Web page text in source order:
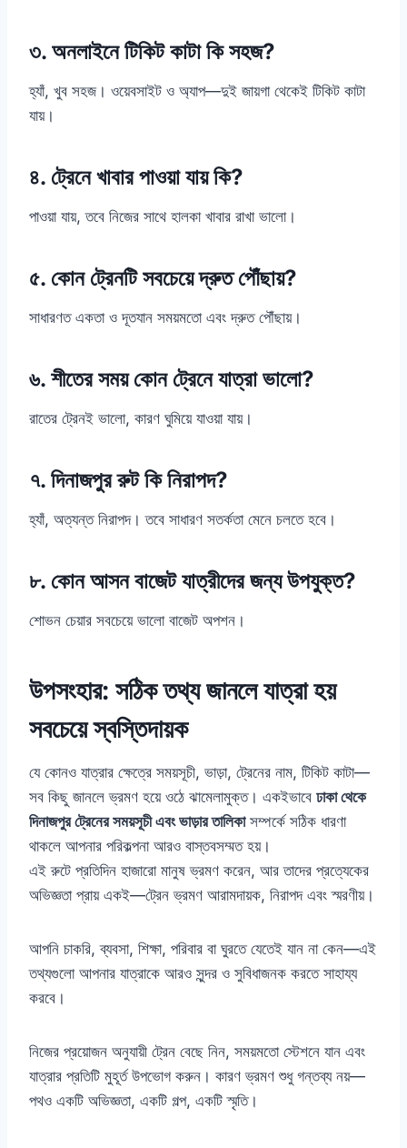
৩. অনলাইনে টিকিট কাটা কি সহজ?
হ্যাঁ, খুব সহজ। ওয়েবসাইট ও অ্যাপ—দুই জায়গা থেকেই টিকিট কাটা
যায়।
৪. ট্রেনে খাবার পাওয়া যায় কি?
পাওয়া যায়, তবে নিজের সাথে হালকা খাবার রাখা ভালো।
৫. কোন ট্রেনটি সবচেয়ে দ্রুত পৌঁছায়?
সাধারণত একতা ও দূতযান সময়মতো এবং দ্রুত পৌঁছায়।
৬. শীতের সময় কোন ট্রেনে যাত্রা ভালো?
রাতের ট্রেনই ভালো, কারণ ঘুমিয়ে যাওয়া যায়।
৭. দিনাজপুর রুট কি নিরাপদ?
হ্যাঁ, অত্যন্ত নিরাপদ। তবে সাধারণ সতর্কতা মেনে চলতে হবে।
৮. কোন আসন বাজেট যাত্রীদের জন্য উপযুক্ত?
শোভন চেয়ার সবচেয়ে ভালো বাজেট অপশন।
উপসংহার: সঠিক তথ্য জানলে যাত্রা হয়
সবচেয়ে স্বস্তিদায়ক
যে কোনও যাত্রার ক্ষেত্রে সময়সূচী, ভাড়া, ট্রেনের নাম, টিকিট কাটা—
সব কিছু জানলে ভ্রমণ হয়ে ওঠে ঝামেলামুক্ত। একইভাবে ঢাকা থেকে
দিনাজপুর ট্রেনের সময়সূচী এবং ভাড়ার তালিকাসম্পর্কে সঠিক ধারণা
থাকলে আপনার পরিকল্পনা আরও বাস্তবসম্মত হয়।
এই রুটে প্রতিদিন হাজারো মানুষ ভ্রমণ করেন, আর তাদের প্রত্যেকের
অভিজ্ঞতা প্রায় একই—ট্রেন ভ্রমণ আরামদায়ক, নিরাপদ এবং স্মরণীয়।
আপনি চাকরি, ব্যবসা, শিক্ষা, পরিবার বা ঘুরতে যেতেই যান না কেন—এই
তথ্যগুলো আপনার যাত্রাকে আরও সুন্দর ও সুবিধাজনক করতে সাহায্য
করবে।
নিজের প্রয়োজন অনুযায়ী ট্রেন বেছে নিন, সময়মতো স্টেশনে যান এবং
যাত্রার প্রতিটি মুহূর্ত উপভোগ করুন। কারণ ভ্রমণ শুধু গন্তব্য নয়—
পথও একটি অভিজ্ঞতা, একটি গল্প, একটি স্মৃতি।